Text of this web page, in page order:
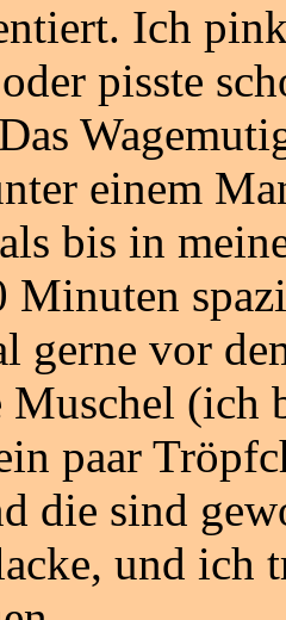
Ich
pisste
einem
bis in
Minuten
gerne vor
(ich
paar
die sind
und ich